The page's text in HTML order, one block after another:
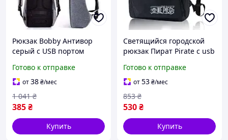
Рюкзак Bobby Антивор
серый с USB портом
Готово к отправке
от38₴/мес
385₴
1 041 ₴
Купить
Светящийся городской
рюкзак Пират Pirate с usb
Чёрный
Готово к отправке
от53₴/мес
530₴
853 ₴
Купить